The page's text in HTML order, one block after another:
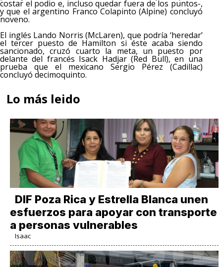
costar el podio e, incluso quedar fuera de los puntos-,
y que el argentino Franco Colapinto (Alpine) concluyó
noveno.
El inglés Lando Norris (McLaren), que podría ‘heredar’
el tercer puesto de Hamilton si éste acaba siendo
sancionado, cruzó cuarto la meta, un puesto por
delante del francés Isack Hadjar (Red Bull), en una
prueba que el mexicano Sergio Pérez (Cadillac)
concluyó decimoquinto.
Lo más leido
DIF Poza Rica y Estrella Blanca unen
esfuerzos para apoyar con transporte
a personas vulnerables
Isaac